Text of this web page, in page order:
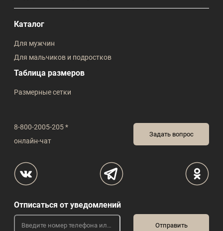
8-800-2005-205 *
онлайн-чат
Задать вопрос
Каталог
Для мужчин
Для мальчиков и подростков
Таблица размеров
Размерные сетки
Отписаться от уведомлений